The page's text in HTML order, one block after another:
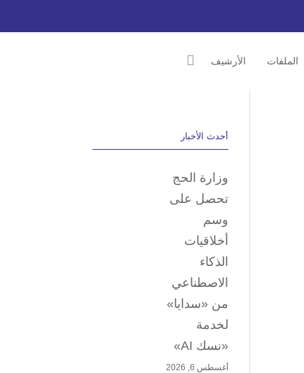
الملفات الأرشيف
أحدث الأخبار
وزارة الحج
تحصل على
وسم
أخلاقيات
الذكاء
الاصطناعي
من «سدايا»
لخدمة
«نسك AI»
أغسطس 6, 2026